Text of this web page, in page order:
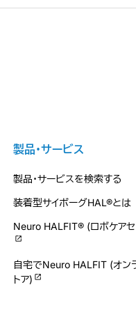
製品・サービス
製品・サービスを検索する
装着型サイボーグHAL®とは
Neuro HALFIT® (ロボケアセ
自宅でNeuro HALFIT (オン
トア)